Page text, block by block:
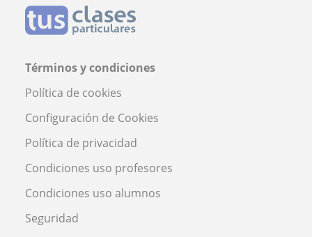
Términos y condiciones
Política de cookies
Configuración de Cookies
Política de privacidad
Condiciones uso profesores
Condiciones uso alumnos
Seguridad